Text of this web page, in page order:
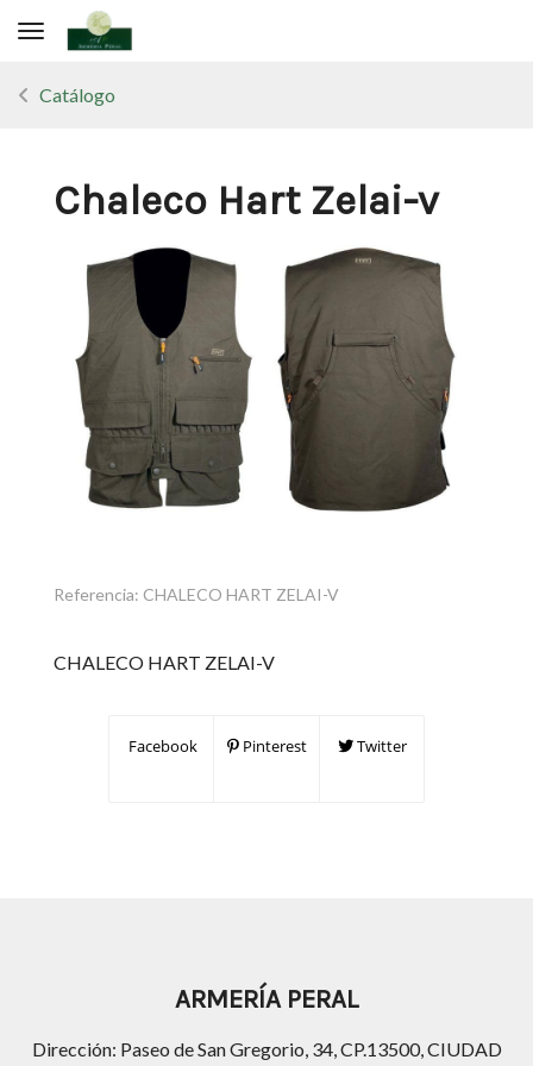
Toggle navigation
Catálogo
Chaleco Hart Zelai-v
Referencia: CHALECO HART ZELAI-V
CHALECO HART ZELAI-V
Facebook Pinterest Twitter
ARMERÍA PERAL
Dirección: Paseo de San Gregorio, 34, CP.13500, CIUDAD